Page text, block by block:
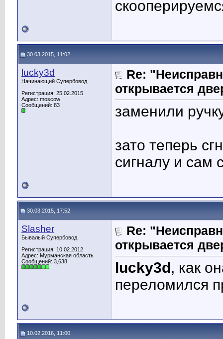
30.03.2015, 11:02
lucky3d
Начинающий Супербовод
Регистрация: 25.02.2015
Адрес: moscow
Сообщений: 83
Re:
открывается
заменили
зато теперь
сигналу и сам
30.03.2015, 17:52
Slasher
Бывалый Супербовод
Регистрация: 10.02.2012
Адрес: Мурманская область
Сообщений: 3,638
Re:
открывается
lucky3d , как
переломился
10.02.2016, 11:00